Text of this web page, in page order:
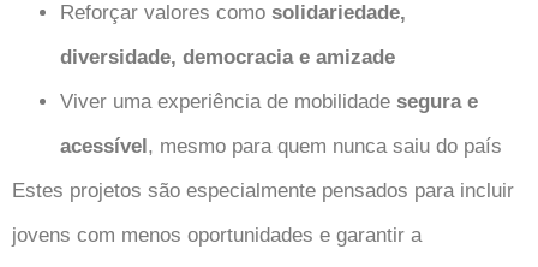
Reforçar valores como solidariedade,
diversidade, democracia e amizade
Viver uma experiência de mobilidade segura e
acessível , mesmo para quem nunca saiu do país
Estes projetos são especialmente pensados para incluir
jovens com menos oportunidades e garantir a